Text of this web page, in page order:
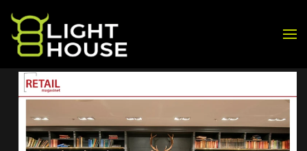
Skip to main content